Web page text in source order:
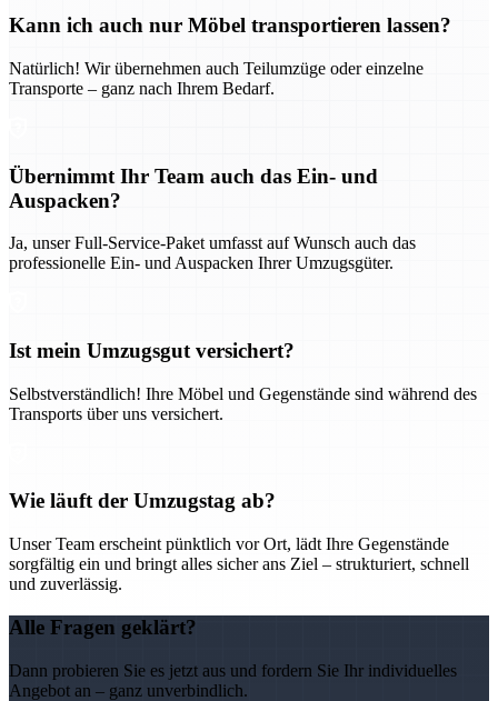
Kann ich auch nur Möbel transportieren lassen?
Natürlich! Wir übernehmen auch Teilumzüge oder einzelne
Transporte – ganz nach Ihrem Bedarf.
Übernimmt Ihr Team auch das Ein- und
Auspacken?
Ja, unser Full-Service-Paket umfasst auf Wunsch auch das
professionelle Ein- und Auspacken Ihrer Umzugsgüter.
Ist mein Umzugsgut versichert?
Selbstverständlich! Ihre Möbel und Gegenstände sind während des
Transports über uns versichert.
Wie läuft der Umzugstag ab?
Unser Team erscheint pünktlich vor Ort, lädt Ihre Gegenstände
sorgfältig ein und bringt alles sicher ans Ziel – strukturiert, schnell
und zuverlässig.
Alle Fragen geklärt?
Dann probieren Sie es jetzt aus und fordern Sie Ihr individuelles
Angebot an – ganz unverbindlich.